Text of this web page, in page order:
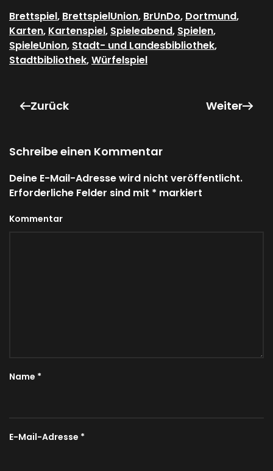
Brettspiel, BrettspielUnion, BrUnDo, Dortmund,
Karten, Kartenspiel, Spieleabend, Spielen,
SpieleUnion, Stadt- und Landesbibliothek,
Stadtbibliothek,Würfelspiel
Zurück Weiter
Schreibe einen Kommentar
Deine E-Mail-Adresse wird nicht veröffentlicht.
Erforderliche Felder sind mit * markiert
Kommentar
Name *
E-Mail-Adresse *